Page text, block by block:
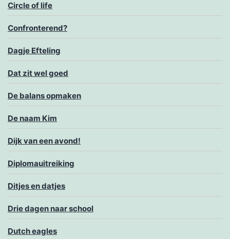
Circle of life
Confronterend?
Dagje Efteling
Dat zit wel goed
De balans opmaken
De naam Kim
Dijk van een avond!
Diplomauitreiking
Ditjes en datjes
Drie dagen naar school
Dutch eagles